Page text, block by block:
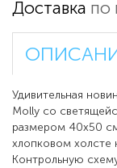
Доставка по
Удивительная
Molly со
размером 40х50
хлопковом холсте
Контрольную